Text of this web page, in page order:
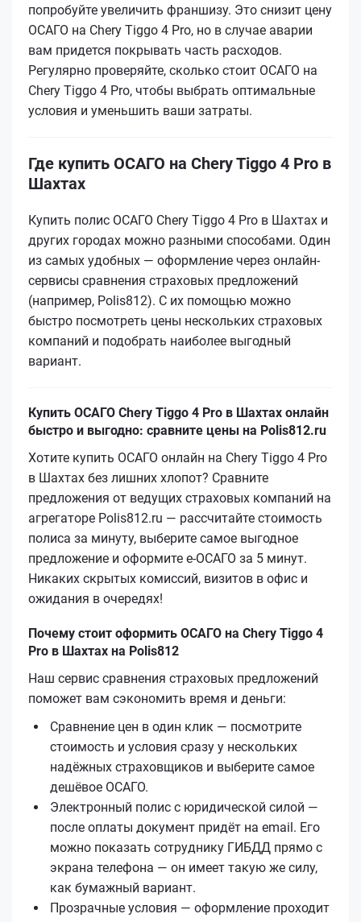
попробуйте увеличить франшизу. Это снизит цену
ОСАГО на Chery Tiggo 4 Pro, но в случае аварии
вам придется покрывать часть расходов.
Регулярно проверяйте, сколько стоит ОСАГО на
Chery Tiggo 4 Pro, чтобы выбрать оптимальные
условия и уменьшить ваши затраты.
Где купить ОСАГО на Chery Tiggo 4 Pro в
Шахтах
Купить полис ОСАГО Chery Tiggo 4 Pro в Шахтах и
других городах можно разными способами. Один
из самых удобных — оформление через онлайн-
сервисы сравнения страховых предложений
(например, Polis812). С их помощью можно
быстро посмотреть цены нескольких страховых
компаний и подобрать наиболее выгодный
вариант.
Купить ОСАГО Chery Tiggo 4 Pro в Шахтах онлайн
быстро и выгодно: сравните цены на Polis812.ru
Хотите купить ОСАГО онлайн на Chery Tiggo 4 Pro
в Шахтах без лишних хлопот? Сравните
предложения от ведущих страховых компаний на
агрегаторе Polis812.ru — рассчитайте стоимость
полиса за минуту, выберите самое выгодное
предложение и оформите е‑ОСАГО за 5 минут.
Никаких скрытых комиссий, визитов в офис и
ожидания в очередях!
Почему стоит оформить ОСАГО на Chery Tiggo 4
Pro в Шахтах на Polis812
Наш сервис сравнения страховых предложений
поможет вам сэкономить время и деньги:
Сравнение цен в один клик — посмотрите
стоимость и условия сразу у нескольких
надёжных страховщиков и выберите самое
дешёвое ОСАГО.
Электронный полис с юридической силой —
после оплаты документ придёт на email. Его
можно показать сотруднику ГИБДД прямо с
экрана телефона — он имеет такую же силу,
как бумажный вариант.
Прозрачные условия — оформление проходит